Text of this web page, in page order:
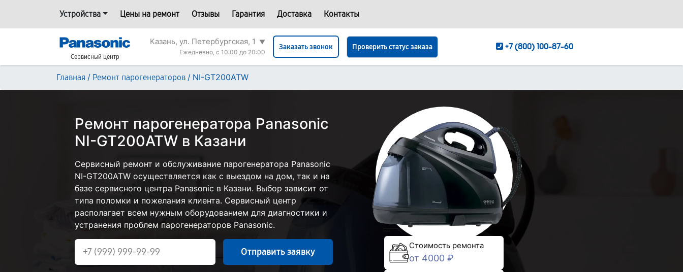
Устройства Цены на ремонт Отзывы Гарантия Доставка Контакты
Сервисный центр
Казань, ул. Петербургская, 1
▼
Ежедневно, с 10:00 до 20:00
Заказать звонок Проверить статус заказа +7 (800) 100-87-60
Главная / Ремонт парогенераторов / NI-GT200ATW
Ремонт парогенератора Panasonic
NI-GT200ATW в Казани
Сервисный ремонт и обслуживание парогенератора Panasonic
NI-GT200ATW осуществляется как с выездом на дом, так и на
базе сервисного центра Panasonic в Казани. Выбор зависит от
типа поломки и пожелания клиента. Сервисный центр
располагает всем нужным оборудованием для диагностики и
устранения проблем парогенераторов Panasonic.
Отправить заявку
Стоимость ремонта
от 4000 ₽